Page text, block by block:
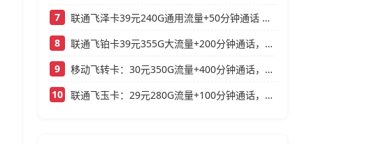
7
联通飞泽卡39元240G通用流量+50分钟通话 大流量低月租办理指南
8
联通飞铂卡39元355G大流量+200分钟通话，还送一年会员
9
移动飞转卡：30元350G流量+400分钟通话，还送3个会员的低月租神卡
10
联通飞玉卡：29元280G流量+100分钟通话，首月0元用